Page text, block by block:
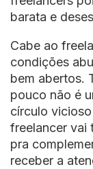
barata e
Cabe ao
condições
bem abertos.
pouco não é
círculo
freelancer vai
pra
receber a